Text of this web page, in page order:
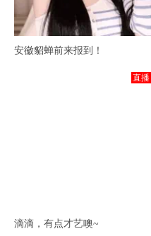
安徽貂蝉前来报到！
直播
滴滴，有点才艺噢~